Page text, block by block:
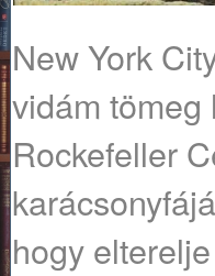
New York
vidám tömeg
Rockefeller
hogy